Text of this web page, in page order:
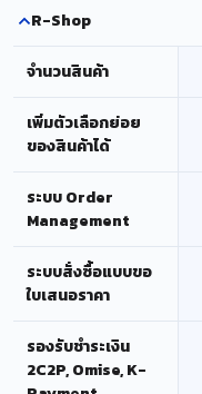
R-Shop
จำนวนสินค้า
เพิ่มตัวเลือกย่อย
ของสินค้าได้
ระบบ Order
Management
ระบบสั่งซื้อแบบขอ
ใบเสนอราคา
รองรับชำระเงิน
2C2P, Omise, K-